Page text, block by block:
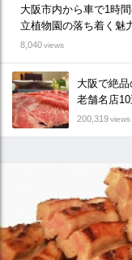
大阪市内から車で1時
立植物園の落ち着く魅
8,040views
大阪で絶
老舗名店10
200,319views